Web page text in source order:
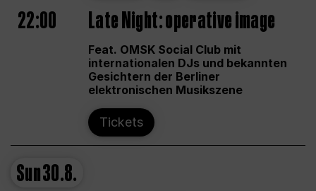
22:00 Late Night: operative image
Feat. OMSK Social Club mit
internationalen DJs und bekannten
Gesichtern der Berliner
elektronischen Musikszene
Tickets
Sun30.8.